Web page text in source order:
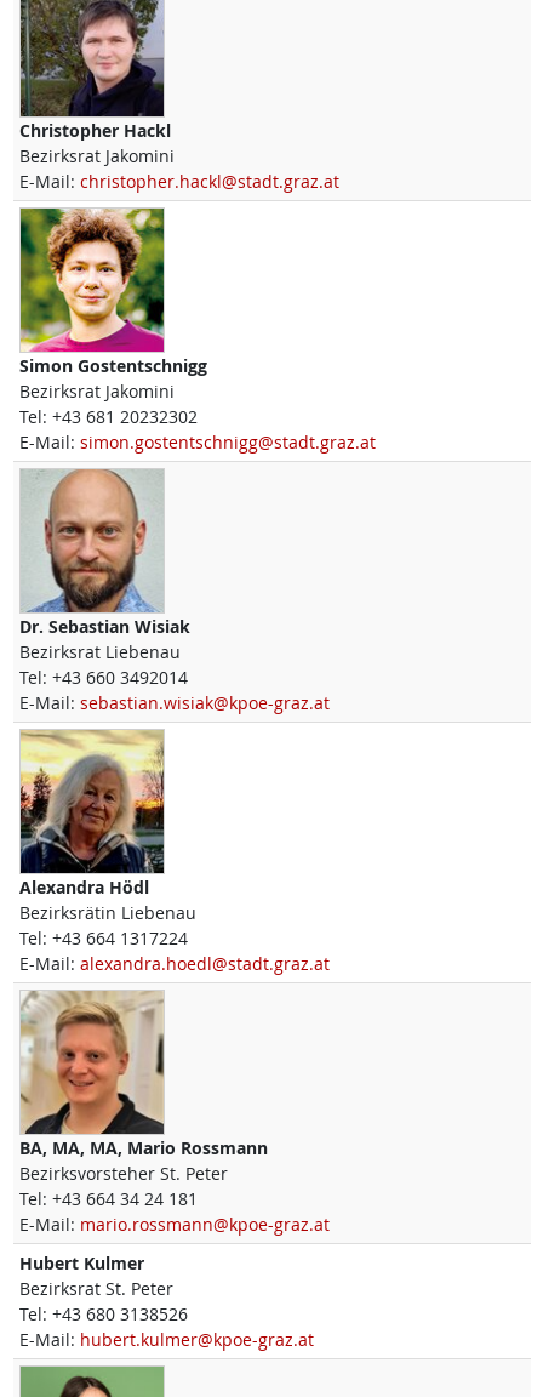
Christopher Hackl
Bezirksrat Jakomini
E-Mail: christopher.hackl@stadt.graz.at
Simon Gostentschnigg
Bezirksrat Jakomini
Tel: +43 681 20232302
E-Mail: simon.gostentschnigg@stadt.graz.at
Dr. Sebastian Wisiak
Bezirksrat Liebenau
Tel: +43 660 3492014
E-Mail: sebastian.wisiak@kpoe-graz.at
Alexandra Hödl
Bezirksrätin Liebenau
Tel: +43 664 1317224
E-Mail: alexandra.hoedl@stadt.graz.at
BA, MA, MA, Mario Rossmann
Bezirksvorsteher St. Peter
Tel: +43 664 34 24 181
E-Mail: mario.rossmann@kpoe-graz.at
Hubert Kulmer
Bezirksrat St. Peter
Tel: +43 680 3138526
E-Mail: hubert.kulmer@kpoe-graz.at